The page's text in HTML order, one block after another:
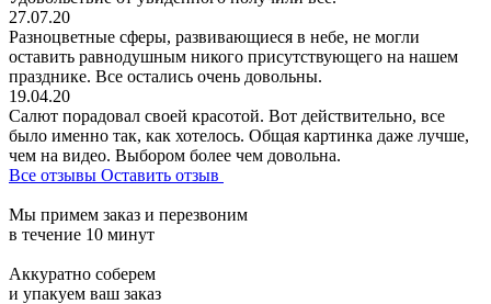
27.07.20
Разноцветные сферы, развивающиеся в небе, не могли
оставить равнодушным никого присутствующего на нашем
празднике. Все остались очень довольны.
19.04.20
Салют порадовал своей красотой. Вот действительно, все
было именно так, как хотелось. Общая картинка даже лучше,
чем на видео. Выбором более чем довольна.
Все отзывы Оставить отзыв
Мы примем заказ и перезвоним
в течение 10 минут
Аккуратно соберем
и упакуем ваш заказ